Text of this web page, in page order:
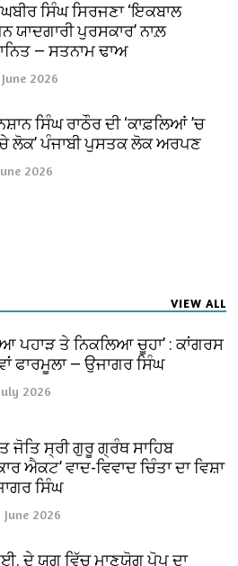
ਸਿੰਘ ਸਿਰਜਣਾ ‘ਇਕਬਾਲ
ਯਾਦਗਾਰੀ ਪੁਰਸਕਾਰ’ ਨਾਲ਼
— ਸਤਨਾਮ ਢਾਅ
June 2026
ਸਿੰਘ ਰਾਠੌਰ ਦੀ ‘ਕਾਫ਼ਲਿਆਂ ’ਚ
ਪੰਜਾਬੀ ਪੁਸਤਕ ਲੋਕ ਅਰਪਣ
2026
VIEW ALL
ਪਹਾੜ ਤੇ ਨਿਕਲਿਆ ਚੂਹਾ’ : ਕਾਂਗਰਸ
ਫਾਰਮੂਲਾ — ਉਜਾਗਰ ਸਿੰਘ
2026
ਜੋਤਿ ਸ੍ਰੀ ਗੁਰੂ ਗ੍ਰੰਥ ਸਾਹਿਬ
ਐਕਟ’ ਵਾਦ-ਵਿਵਾਦ ਚਿੰਤਾ ਦਾ ਵਿਸ਼ਾ
ਸਿੰਘ
June 2026
ਦੇ ਯੁਗ ਵਿੱਚ ਮਾਣਯੋਗ ਪੋਪ ਦਾ